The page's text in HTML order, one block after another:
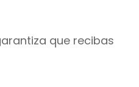
que recibas